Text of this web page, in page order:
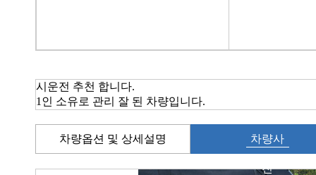
시운전 추천 합니다.
1인 소유로 관리 잘 된 차량입니다.
차량옵션 및 상세설명 차량사
진